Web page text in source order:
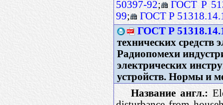
50397-92;
ГОСТ Р
99;
ГОСТ Р
ГОСТ Р
технических средств
Радиопомехи
электрических
устройств. Нормы и
Название англ.: